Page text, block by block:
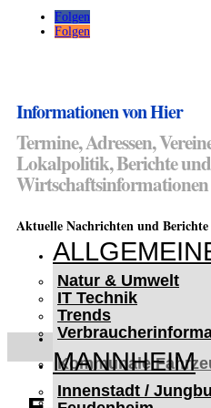
Folgen
Folgen
Informationen von Hier
Termine, Adressen,
Lokalpolitik, Berichte und
Wirtschaftsinformationen
Aktuelle Nachrichten und
Natur & Umwelt
IT Technik
Trends
MANNHEIM
Innenstadt /
< UKRAINE >
Kommunale
Czernowitz
Nutzfahrzeuge für